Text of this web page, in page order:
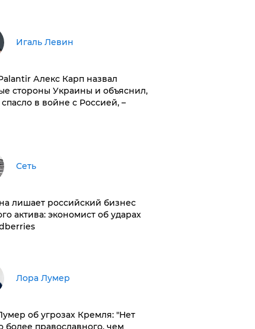
Игаль Левин
Алекс Карп назвал
стороны Украины и объяснил,
спасло в войне с Россией, –
Сеть
лишает российский бизнес
актива: экономист об ударах
​Лора Лумер
об угрозах Кремля: "Нет
более православного, чем